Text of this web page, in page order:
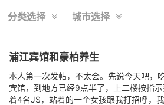
分类选择 城市选择
浦江宾馆和豪柏养生
本人第一次发帖，不太会。先说今天吧，
宾馆，到地方已经9点半了，上二楼按指
着4名JS，站着的一个女孩跟我打招呼，